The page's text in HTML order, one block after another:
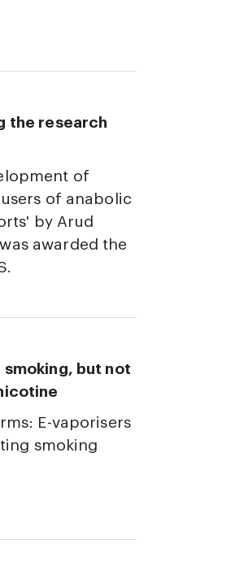
the research
of
of anabolic
by Arud
awarded the
smoking, but not
E-vaporisers
smoking